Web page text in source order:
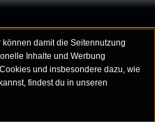
damit die Seitennutzung
Inhalte und Werbung
und insbesondere dazu, wie
findest du in unseren